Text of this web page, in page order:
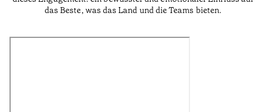
das Beste, was das Land und die Teams bieten.